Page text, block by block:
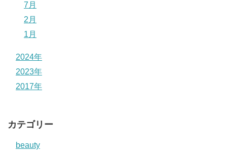
7月
2月
1月
2024年
2023年
2017年
カテゴリー
beauty